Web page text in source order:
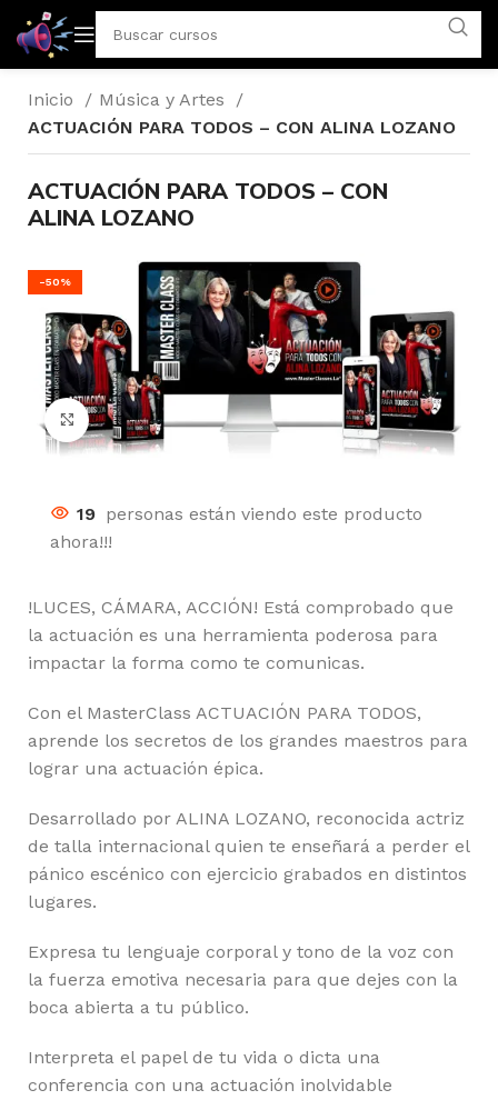
Inicio
Música y Artes
ACTUACIÓN PARA TODOS – CON ALINA LOZANO
ACTUACIÓN PARA TODOS – CON
ALINA LOZANO
-50%
Click to enlarge
19 personas están viendo este producto
ahora!!!
!LUCES, CÁMARA, ACCIÓN! Está comprobado que
la actuación es una herramienta poderosa para
impactar la forma como te comunicas.
Con el MasterClass ACTUACIÓN PARA TODOS,
aprende los secretos de los grandes maestros para
lograr una actuación épica.
Desarrollado por ALINA LOZANO, reconocida actriz
de talla internacional quien te enseñará a perder el
pánico escénico con ejercicio grabados en distintos
lugares.
Expresa tu lenguaje corporal y tono de la voz con
la fuerza emotiva necesaria para que dejes con la
boca abierta a tu público.
Interpreta el papel de tu vida o dicta una
conferencia con una actuación inolvidable